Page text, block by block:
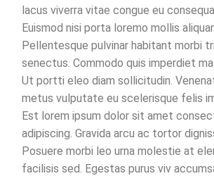
lacus viverra vitae congue eu
Euismod nisi porta loremo mollis
Pellentesque pulvinar habitant morbi
senectus. Commodo quis imperdiet
Ut portti eleo diam sollicitudin.
metus vulputate eu scelerisque felis
Est lorem ipsum dolor sit amet
adipiscing. Gravida arcu ac tortor
Posuere morbi leo urna molestie at
facilisis sed. Egestas purus viv